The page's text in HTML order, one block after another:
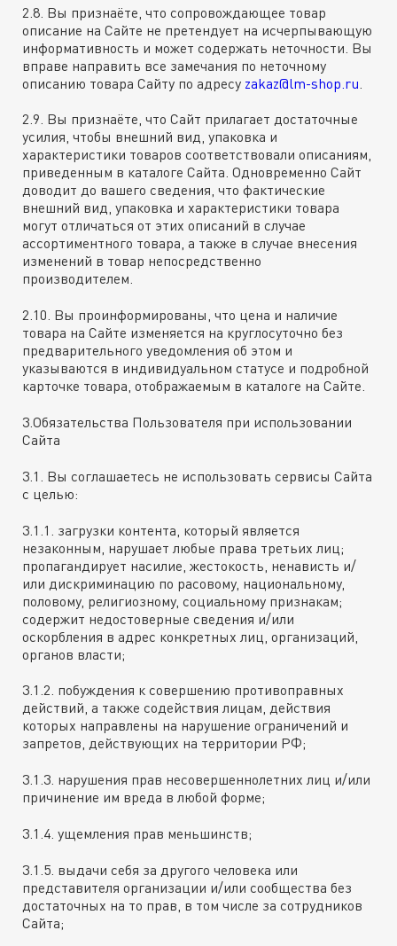
2.8. Вы признаёте, что сопровождающее товар
описание на Сайте не претендует на исчерпывающую
информативность и может содержать неточности. Вы
вправе направить все замечания по неточному
описанию товара Сайту по адресу zakaz@lm-shop.ru
2.9. Вы признаёте, что Сайт прилагает достаточные
усилия, чтобы внешний вид, упаковка и
характеристики товаров соответствовали описаниям,
приведенным в каталоге Сайта. Одновременно Сайт
доводит до вашего сведения, что фактические
внешний вид, упаковка и характеристики товара
могут отличаться от этих описаний в случае
ассортиментного товара, а также в случае внесения
изменений в товар непосредственно
производителем.
2.10. Вы проинформированы, что цена и наличие
товара на Сайте изменяется на круглосуточно без
предварительного уведомления об этом и
указываются в индивидуальном статусе и подробной
карточке товара, отображаемым в каталоге на Сайте.
3.Обязательства Пользователя при использовании
Сайта
3.1. Вы соглашаетесь не использовать сервисы Сайта
с целью:
3.1.1. загрузки контента, который является
незаконным, нарушает любые права третьих лиц;
пропагандирует насилие, жестокость, ненависть и/
или дискриминацию по расовому, национальному,
половому, религиозному, социальному признакам;
содержит недостоверные сведения и/или
оскорбления в адрес конкретных лиц, организаций,
органов власти;
3.1.2. побуждения к совершению противоправных
действий, а также содействия лицам, действия
которых направлены на нарушение ограничений и
запретов, действующих на территории РФ;
3.1.3. нарушения прав несовершеннолетних лиц и/или
причинение им вреда в любой форме;
3.1.4. ущемления прав меньшинств;
3.1.5. выдачи себя за другого человека или
представителя организации и/или сообщества без
достаточных на то прав, в том числе за сотрудников
Сайта;